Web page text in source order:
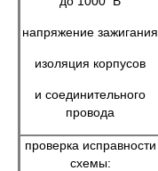
напряжение зажигания
изоляция корпусов
и соединительного
провода
проверка исправности
схемы: